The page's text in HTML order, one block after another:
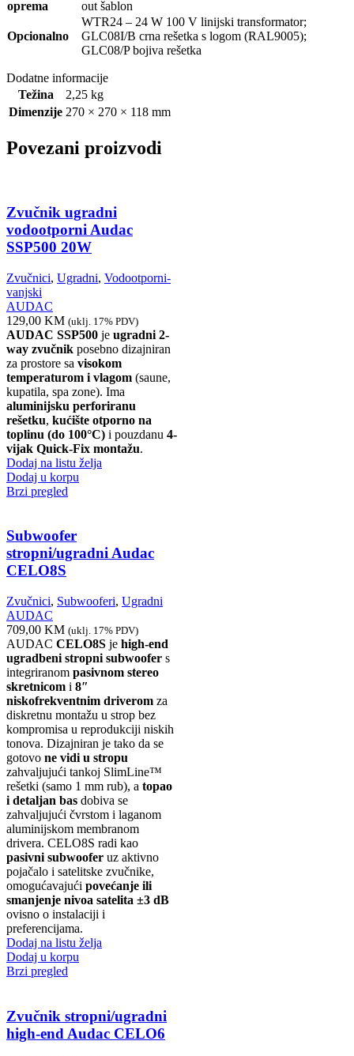
oprema out šablon
Opcionalno
WTR24 – 24 W 100 V linijski transformator;
GLC08I/B crna rešetka s logom (RAL9005);
GLC08/P bojiva rešetka
Dodatne informacije
Težina
2,25 kg
Dimenzije 270 × 270 × 118 mm
Povezani proizvodi
Zvučnik ugradni
vodootporni Audac
SSP500 20W
Zvučnici, Ugradni, Vodootporni-
vanjski
AUDAC
129,00 KM (uklj. 17% PDV)
AUDAC SSP500 je ugradni 2-
way zvučnik posebno dizajniran
za prostore sa visokom
temperaturom i vlagom (saune,
kupatila, spa zone). Ima
aluminijsku perforiranu
rešetku, kućište otporno na
toplinu (do 100°C) i pouzdanu 4-
vijak Quick-Fix montažu.
Dodaj na listu želja
Dodaj u korpu
Brzi pregled
Subwoofer
stropni/ugradni Audac
CELO8S
Zvučnici, Subwooferi, Ugradni
AUDAC
709,00 KM (uklj. 17% PDV)
AUDAC CELO8S je high-end
ugradbeni stropni subwoofer s
integriranom pasivnom stereo
skretnicom i 8″
niskofrekventnim driverom za
diskretnu montažu u strop bez
kompromisa u reprodukciji niskih
tonova. Dizajniran je tako da se
gotovo ne vidi u stropu
zahvaljujući tankoj SlimLine™
rešetki (samo 1 mm rub), a topao
i detaljan bas dobiva se
zahvaljujući čvrstom i laganom
aluminijskom membranom
drivera. CELO8S radi kao
pasivni subwoofer uz aktivno
pojačalo i satelitske zvučnike,
omogućavajući povećanje ili
smanjenje nivoa satelita ±3 dB
ovisno o instalaciji i
preferencijama.
Dodaj na listu želja
Dodaj u korpu
Brzi pregled
Zvučnik stropni/ugradni
high-end Audac CELO6